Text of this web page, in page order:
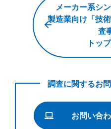
メーカー系シ
製造業向け「技
査
トッ
調査に関するお
お問い合